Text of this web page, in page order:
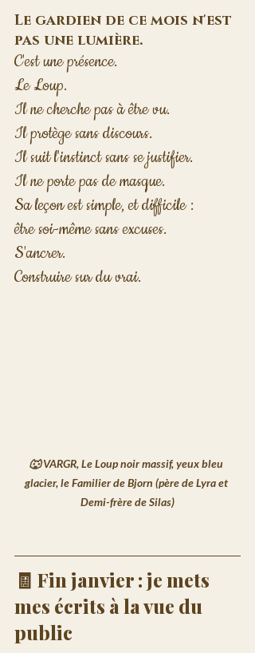
Le gardien de ce mois n'est
pas une lumière.
C'est une présence.
Le Loup.
Il ne cherche pas à être vu.
Il protège sans discours.
Il suit l'instinct sans se justifier.
Il ne porte pas de masque.
Sa leçon est simple, et difficile :
être soi-même sans excuses.
S'ancrer.
Construire sur du vrai.
🐺 VARGR, Le Loup noir massif, yeux bleu
glacier, le Familier de Bjorn (père de Lyra et
Demi-frère de Silas)
🧾 Fin janvier : je mets
mes écrits à la vue du
public